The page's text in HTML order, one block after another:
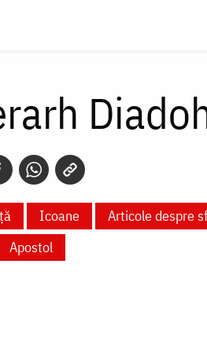
Icoane Articole despre
Apostol